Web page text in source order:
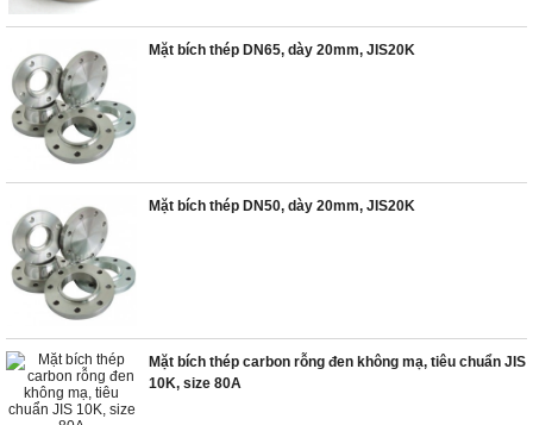
Mặt bích thép DN65, dày 20mm, JIS20K
Mặt bích thép DN50, dày 20mm, JIS20K
Mặt bích thép carbon rỗng đen không mạ, tiêu chuẩn JIS
10K, size 80A